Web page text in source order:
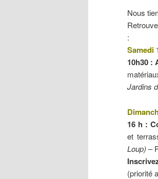
Nous
:
Samedi
10h30 :
Jardins
16 h :
et
Loup) –
(priorité